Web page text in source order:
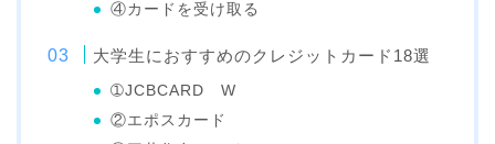
④カードを受け取る
大学生におすすめのクレジットカード18選
➀JCBCARD W
②エポスカード